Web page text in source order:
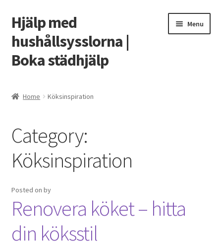
Skip
to
navigation
Skip
to
content
Hjälp med
hushållsysslorna |
Boka städhjälp
Menu
Checkout
My account
Shop
Home Köksinspiration
Category:
Köksinspiration
Posted on by
Renovera köket – hitta
din köksstil